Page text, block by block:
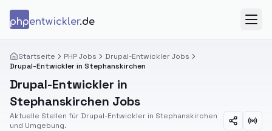
phpentwickler.de
Startseite PHP Jobs
Drupal-Entwickler Jobs
Drupal-Entwickler in Stephanskirchen
Drupal-Entwickler in
Stephanskirchen Jobs
Aktuelle Stellen für Drupal-Entwickler in Stephanskirchen
und Umgebung.